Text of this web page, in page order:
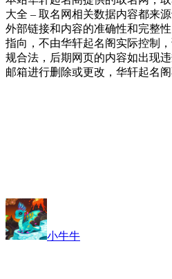
大全 – 取名网相关数据内容都来
外部链接和内容的准确性和完整
指向，不由华轩起名阁实际控制
规合法，后期网页的内容如出现
邮箱进行删除或更改，华轩起名阁
小牛牛